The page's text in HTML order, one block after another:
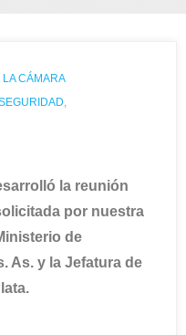
LA CÁMARA
,
la reunión
por nuestra
de
As. y la Jefatura de